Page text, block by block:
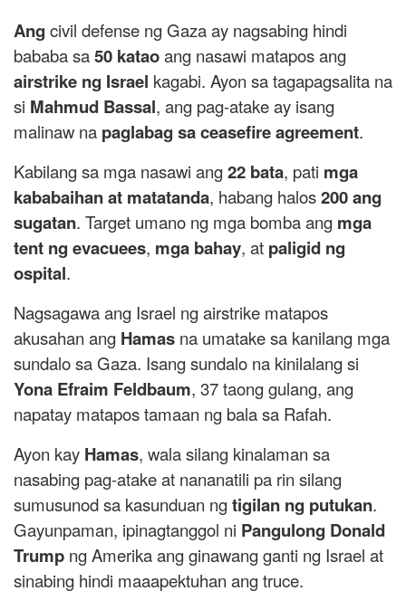
Ang civil defense ng Gaza ay nagsabing hindi
bababa sa50 kataoang nasawi matapos ang
airstrike ng Israel kagabi. Ayon sa tagapagsalita na
si Mahmud Bassal, ang pag-atake ay isang
malinaw na paglabag sa ceasefire agreement.
Kabilang sa mga nasawi ang22 bata, pati mga
kababaihan at matatanda, habang halos200 ang
sugatan. Target umano ng mga bomba ang mga
tent ng evacuees, mga bahay, at paligid ng
ospital.
Nagsagawa ang Israel ng airstrike matapos
akusahan ang Hamas na umatake sa kanilang mga
sundalo sa Gaza. Isang sundalo na kinilalang si
Yona Efraim Feldbaum, 37 taong gulang, ang
napatay matapos tamaan ng bala sa Rafah.
Ayon kay Hamas, wala silang kinalaman sa
nasabing pag-atake at nananatili pa rin silang
sumusunod sa kasunduan ngtigilan ng putukan.
Gayunpaman, ipinagtanggol ni Pangulong Donald
Trump ng Amerika ang ginawang ganti ng Israel at
sinabing hindi maaapektuhan ang truce.